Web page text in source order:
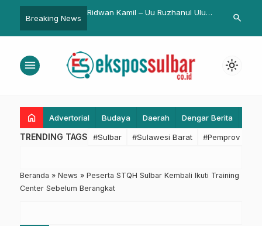
Breaking News
dari PWI
Paripurna Sahkan Perubahan
Malaqbi, Sekda Sulbar Jamin
Gubernur
Safari
search
menu light_mode
home Advertorial Budaya Daerah Dengar Berita
TRENDING TAGS #Sulbar #Sulawesi Barat #Pemprov
Beranda » News » Peserta STQH Sulbar Kembali Ikuti Training
Center Sebelum Berangkat